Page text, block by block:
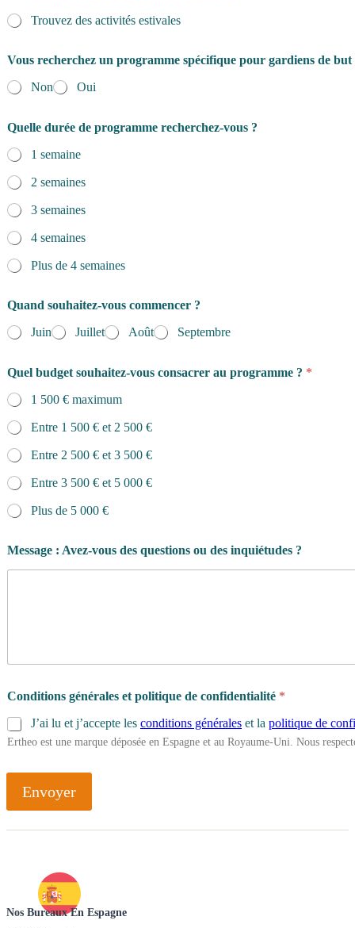
Trouvez des activités estivales
Vous recherchez un programme spécifique pour gardiens de but
Non
Oui
Quelle durée de programme recherchez-vous ?
1 semaine
2 semaines
3 semaines
4 semaines
Plus de 4 semaines
Quand souhaitez-vous commencer ?
Juin
Juillet Août Septembre
Quel budget souhaitez-vous consacrer au programme ? *
1 500 € maximum
Entre 1 500 € et 2 500 €
Entre 2 500 € et 3 500 €
Entre 3 500 € et 5 000 €
Plus de 5 000 €
Message : Avez-vous des questions ou des inquiétudes ?
Conditions générales et politique de confidentialité *
J’ai lu et j’accepte les conditions générales et la politique de
Ertheo est une marque déposée en Espagne et au Royaume-Uni. Nous
Envoyer
Nos Bureaux En Espagne